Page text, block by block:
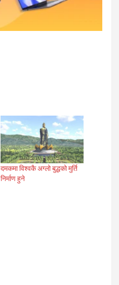
दमकमा विश्वकै अग्लो बुद्धको मुर्ति
निर्माण हुने